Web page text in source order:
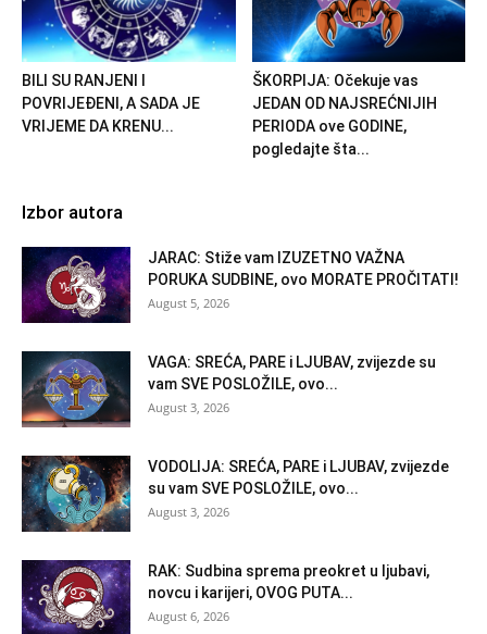
BILI SU RANJENI I
POVRIJEĐENI, A SADA JE
VRIJEME DA KRENU...
ŠKORPIJA: Očekuje vas
JEDAN OD NAJSREĆNIJIH
PERIODA ove GODINE,
pogledajte šta...
Izbor autora
JARAC: Stiže vam IZUZETNO VAŽNA
PORUKA SUDBINE, ovo MORATE PROČITATI!
August 5, 2026
VAGA: SREĆA, PARE i LJUBAV, zvijezde su
vam SVE POSLOŽILE, ovo...
August 3, 2026
VODOLIJA: SREĆA, PARE i LJUBAV, zvijezde
su vam SVE POSLOŽILE, ovo...
August 3, 2026
RAK: Sudbina sprema preokret u ljubavi,
novcu i karijeri, OVOG PUTA...
August 6, 2026